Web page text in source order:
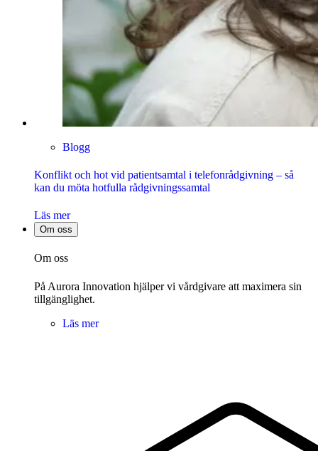
Blogg
Konflikt och hot vid patientsamtal i telefonrådgivning – så
kan du möta hotfulla rådgivningssamtal
Läs mer
Om oss
Om oss
På Aurora Innovation hjälper vi vårdgivare att maximera sin
tillgänglighet.
Läs mer